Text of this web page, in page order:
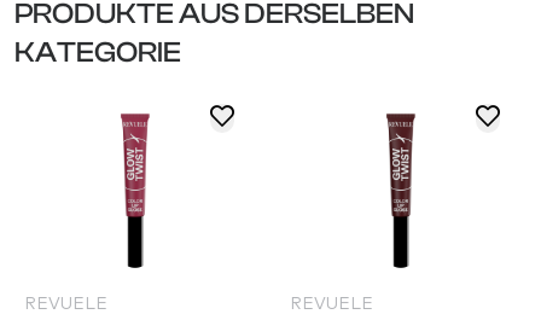
PRODUKTE AUS DERSELBEN
KATEGORIE
REVUELE REVUELE